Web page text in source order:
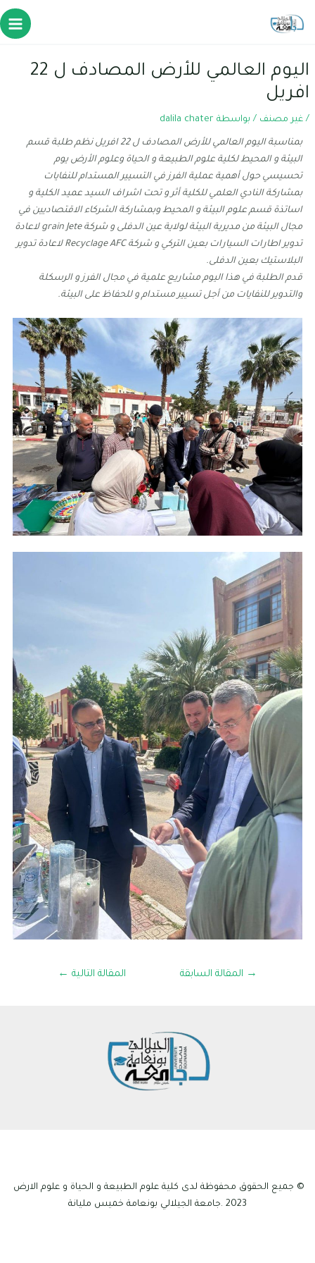
اليوم العالمي للأرض المصادف ل 22
افريل
/ غير مصنف / بواسطة dalila chater
بمناسبة اليوم العالمي للأرض المصادف ل 22 افريل نظم طلبة قسم
البيئة و المحيط لكلية علوم الطبيعة و الحياة وعلوم الأرض يوم
تحسيسي حول أهمية عملية الفرز في التسيير المستدام للنفايات
بمشاركة النادي العلمي للكلية أثر و تحت اشراف السيد عميد الكلية و
اساتذة قسم علوم البيئة و المحيط وبمشاركة الشركاء الاقتصاديين في
مجال البيئة من مديرية البيئة لولاية عين الدفلى و شركة grain Jete لاعادة
تدوير اطارات السيارات بعين التركي و شركة Recyclage AFC لاعادة تدوير
البلاستيك بعين الدفلى.
قدم الطلبة في هذا اليوم مشاريع علمية في مجال الفرز و الرسكلة
والتدوير للنفايات من أجل تسيير مستدام و للحفاظ على البيئة.
→ المقالة السابقة المقالة التالية ←
© جميع الحقوق محفوظة لدى كلية علوم الطبيعة و الحياة و علوم الارض
2023 .جامعة الجيلالي بونعامة خميس مليانة